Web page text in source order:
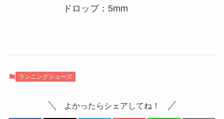
ドロップ：5mm
ランニングシューズ
よかったらシェアしてね！